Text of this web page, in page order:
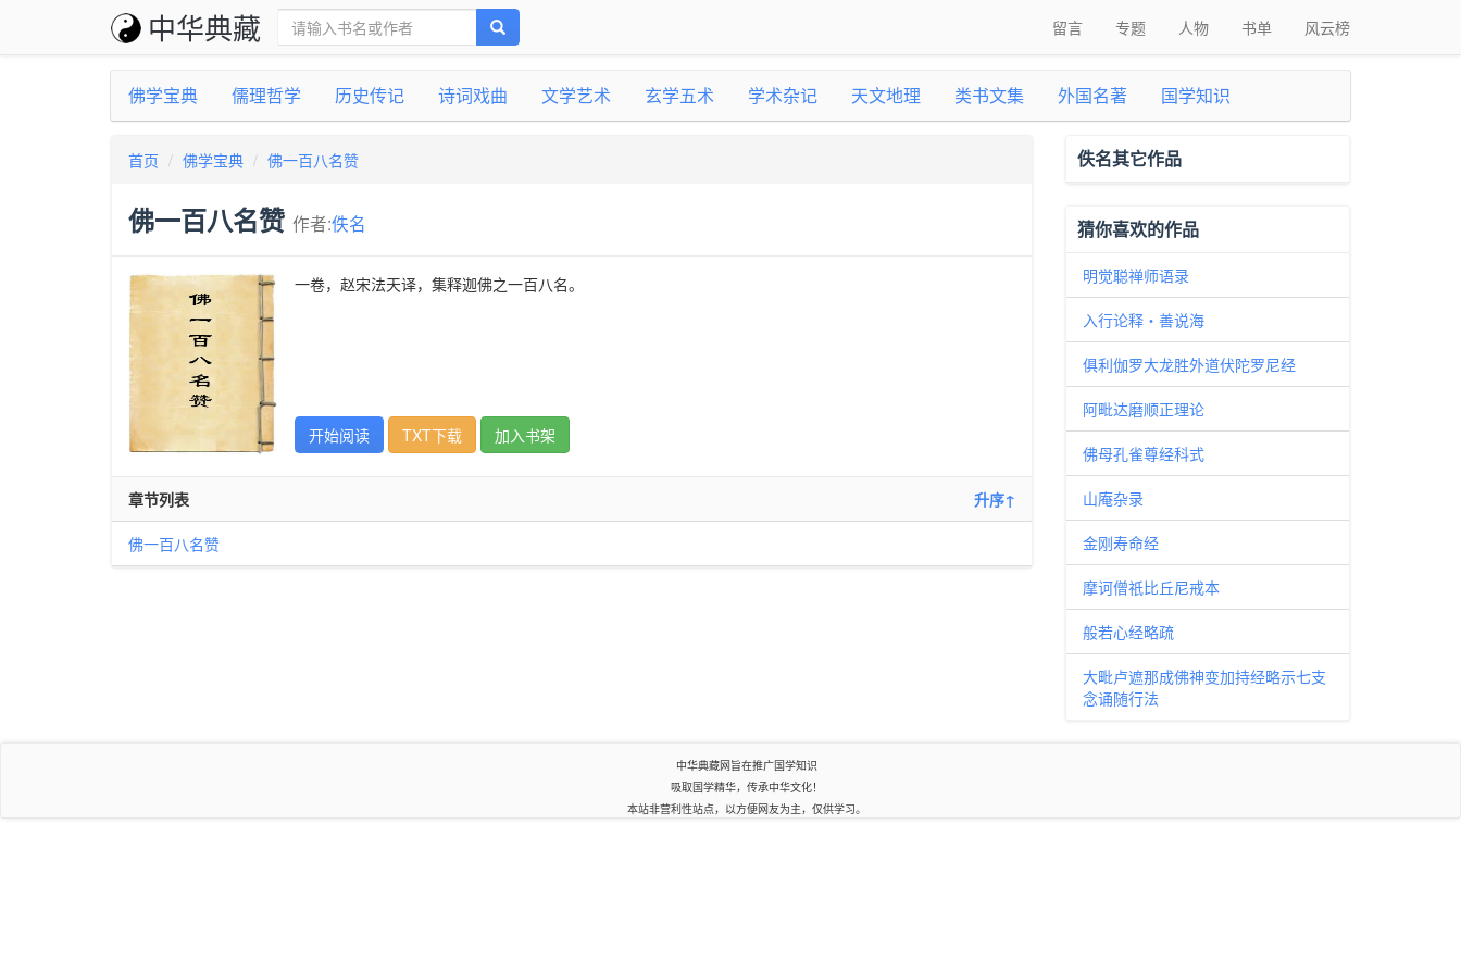
中华典藏 留言 专题 人物 书单 风云榜
佛学宝典 儒理哲学 历史传记 诗词戏曲 文学艺术 玄学五术 学术杂记 天文地理 类书文集 外国名著 国学知识
首页 佛学宝典 佛一百八名赞
佛一百八名赞 作者:佚名
一卷，赵宋法天译，集释迦佛之一百八名。
开始阅读 TXT下载 加入书架
章节列表 升序↑
佛一百八名赞
佚名其它作品
猜你喜欢的作品
明觉聪禅师语录
入行论释・善说海
俱利伽罗大龙胜外道伏陀罗尼经
阿毗达磨顺正理论
佛母孔雀尊经科式
山庵杂录
金刚寿命经
摩诃僧祇比丘尼戒本
般若心经略疏
大毗卢遮那成佛神变加持经略示七支
念诵随行法
中华典藏网旨在推广国学知识
吸取国学精华，传承中华文化！
本站非营利性站点，以方便网友为主，仅供学习。